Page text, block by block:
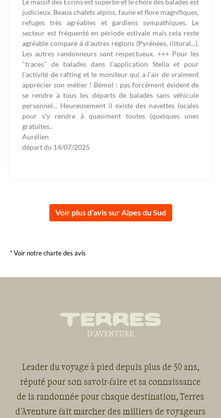
Le massif des Écrins est superbe et le choix des balades est
judicieux. Beaux chalets alpins, faune et flore magnifiques,
refuges très agréables et gardiens sympathiques. Le
secteur est fréquenté en période estivale mais cela reste
agréable comparé à d'autres régions (Pyrénées, littoral...).
Les autres randonneurs sont respectueux. +++ Pour les
"traces" de balades dans l'application Stella et pour
l'activité de rafting et le moniteur qui a l'air de vraiment
apprécier son métier ! Bémol : pas forcément évident de
se rendre à tous les départs de balades sans véhicule
personnel... Heureusement il existe des navettes locales
pour s'y rendre à quasiment toutes (quelques unes
gratuites..
Aurélien
départ du 14/07/2025
Voir plus d’avis sur Alpes du Sud
* Voir notre charte des avis
Leader du voyage à pied depuis plus de 50 ans,
réputé pour son savoir-faire et sa connaissance
de la randonnée pour chaque destination, Terres
d'Aventure fait marcher des milliers de voyageurs